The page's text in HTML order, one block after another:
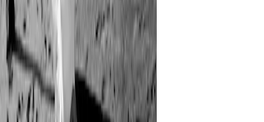
Kampanyalar
Çözümler
Kampanya Rehberi
Kurumsal
Yasal